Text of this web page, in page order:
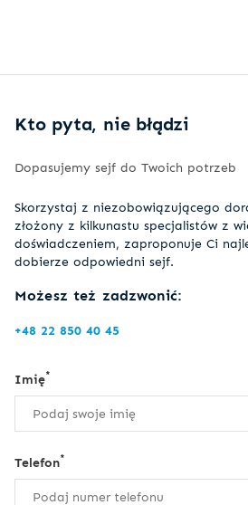
Kto pyta, nie błądzi
Dopasujemy sejf do Twoich potrzeb
Skorzystaj z niezobowiązującego
złożony z kilkunastu specjalistów z
doświadczeniem, zaproponuje Ci
dobierze odpowiedni sejf.
Możesz też zadzwonić:
+48 22 850 40 45
Imię*
Telefon*